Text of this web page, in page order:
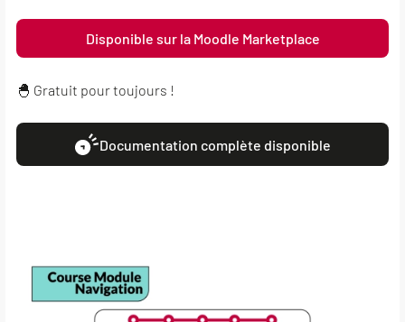
Disponible sur la Moodle Marketplace
🐣 Gratuit pour toujours !
Documentation complète disponible